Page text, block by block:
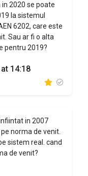
2020 se poate
la sistemul
6202, care este
Sau ar fi o alta
pentru 2019?
14:18
in 2007
norma de venit.
sistem real. cand
de venit?